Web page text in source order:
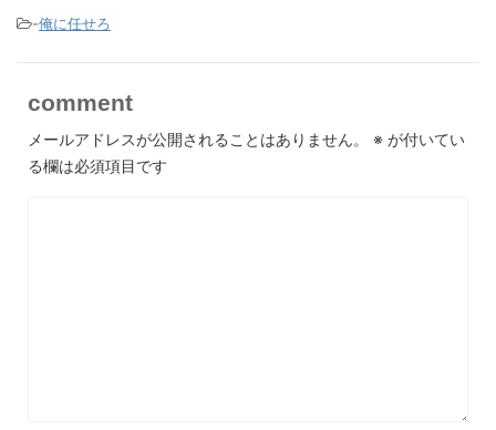
-俺に任せろ
comment
メールアドレスが公開されることはありません。 ※ が付いてい
る欄は必須項目です